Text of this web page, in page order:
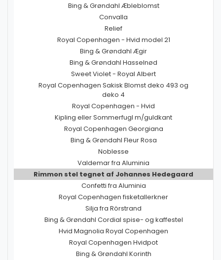
Bing & Grøndahl Æbleblomst
Convalla
Relief
Royal Copenhagen - Hvid model 21
Bing & Grøndahl Ægir
Bing & Grøndahl Hasselnød
Sweet Violet - Royal Albert
Royal Copenhagen Sakisk Blomst deko 493 og
deko 4
Royal Copenhagen - Hvid
Kipling eller Sommerfugl m/guldkant
Royal Copenhagen Georgiana
Bing & Grøndahl Fleur Rosa
Noblesse
Valdemar fra Aluminia
Rimmon stel tegnet af Johannes Hedegaard
Confetti fra Aluminia
Royal Copenhagen fisketallerkner
Silja fra Rörstrand
Bing & Grøndahl Cordial spise- og kaffestel
Hvid Magnolia Royal Copenhagen
Royal Copenhagen Hvidpot
Bing & Grøndahl Korinth